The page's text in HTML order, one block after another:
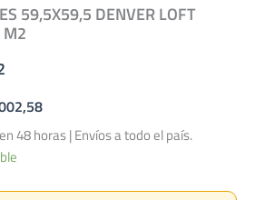
59,5X59,5 DENVER LOFT
M2
48 horas | Envíos a todo el país.